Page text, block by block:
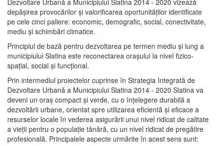
depășirea provocărilor şi valorificarea oportunităţilor identificate
pe cele cinci paliere: economic, demografic, social, conectivitate,
mediu şi schimbări climatice.
Principiul de bază pentru dezvoltarea pe termen mediu şi lung a
municipiului Slatina este reconectarea oraşului la nivel fizico-
spaţial, social şi funcţional.
Prin intermediul proiectelor cuprinse în Strategia Integrată de
Dezvoltare Urbană a Municipiului Slatina 2014 - 2020 Slatina va
deveni un oraş compact şi verde, cu o înţelegere durabilă a
dezvoltării urbane, orientat spre utilizarea eficientă şi eficace a
resurselor locale în vederea asigurării unui nivel ridicat de calitate
a vieţii pentru o populaţie tânără, cu un nivel ridicat de pregătire
profesională. Principalele aspecte urmărite în acest sens sunt: